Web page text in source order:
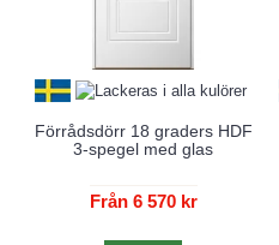
Förrådsdörr 18 graders HDF
3-spegel med glas
Från 6 570 kr